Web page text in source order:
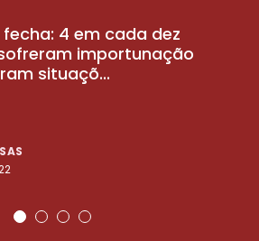
4 em cada dez
importunação
situaçõ...